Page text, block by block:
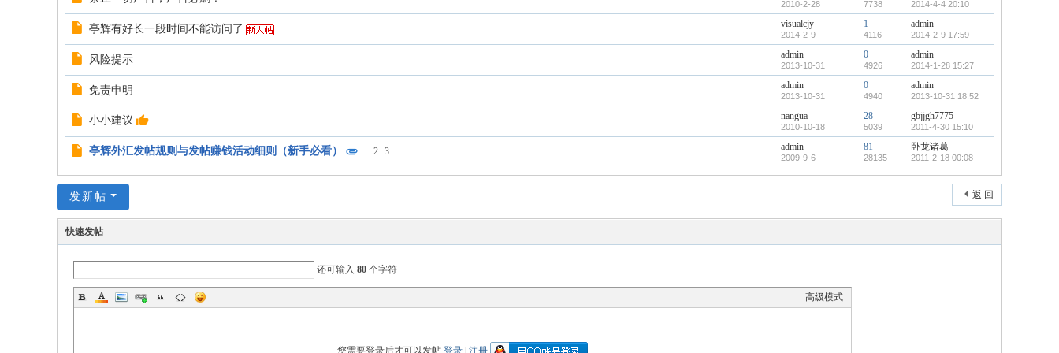
2010-2-28 7738 2014-4-4 20:10
亭辉有好长一段时间不能访问了 visualcjy
2014-2-9
1
4116
admin
2014-2-9 17:59
风险提示 admin
2013-10-31
0
4926
admin
2014-1-28 15:27
免责申明 admin
2013-10-31
0
4940
admin
2013-10-31 18:52
小小建议 nangua
2010-10-18
28
5039
gbjjgh7775
2011-4-30 15:10
亭辉外汇发帖规则与发帖赚钱活动细则（新手必看） ... 2 3 admin
2009-9-6
81
28135
卧龙诸葛
2011-2-18 00:08
返 回
发新帖
快速发帖
还可输入 80 个字符
高级模式
您需要登录后才可以发帖 登录 注册